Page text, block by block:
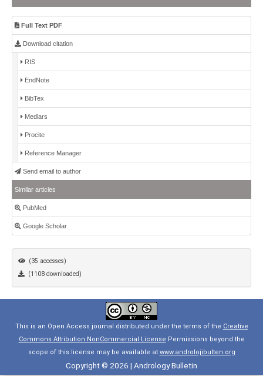
Full Text PDF
Download citation
RIS
EndNote
BibTex
Medlars
Procite
Reference Manager
Send email to author
Similar articles
PubMed
Google Scholar
(35 accesses)
(1108 downloaded)
This is an Open Access journal distributed under the terms of the Creative
Commons Attribution NonCommercial License Permissions beyond the
scope of this license may be available at www.androlojibulten.org
Copyright © 2026 | Andrology Bulletin